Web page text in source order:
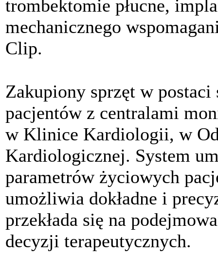
trombektomie płucne,
mechanicznego
Clip.
Zakupiony sprzęt w
pacjentów z centralami
w Klinice Kardiologii, w
Kardiologicznej. System
parametrów życiowych
umożliwia dokładne i
przekłada się na
decyzji terapeutycznych.